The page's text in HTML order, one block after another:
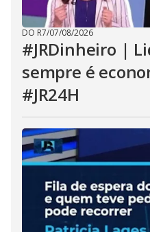
DO R7/07/08/2026
#JRDinheiro |
sempre é
#JR24H